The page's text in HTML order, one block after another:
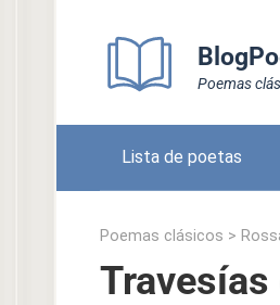
Poemas
Lista de poetas
Poemas clásicos >
Travesías